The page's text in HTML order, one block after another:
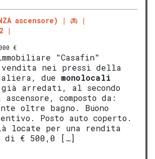
ascensore)
€
"Casafin"
vendita nei pressi della
due monolocali
già arredati, al secondo
ascensore, composto da:
oltre bagno. Buono
Posto auto coperto.
locate per una rendita
di € 500,0 […]